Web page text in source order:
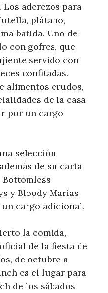
aderezos para
plátano,
batida. Uno de
con gofres, que
servido con
confitadas.
alimentos crudos,
de la casa
por un cargo
selección
de su carta
Bottomless
y Bloody Marias
cargo adicional.
la comida,
de la fiesta de
de octubre a
es el lugar para
de los sábados